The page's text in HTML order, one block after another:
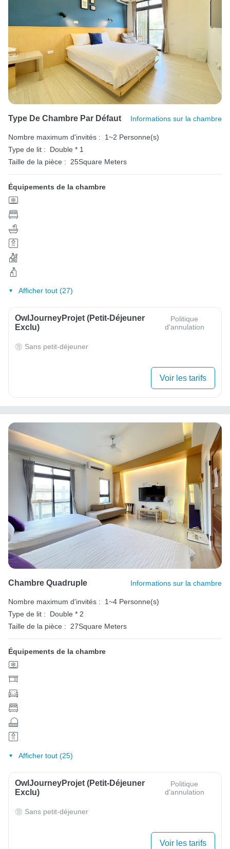
Type De Chambre Par Défaut Informations sur la chambre
Nombre maximum d'invités :
1~2 Personne(s)
Type de lit :
Double * 1
Taille de la pièce :
25Square Meters
Équipements de la chambre
Afficher tout (27)
OwlJourneyProjet (petit-Déjeuner
Exclu)
Politique
d'annulation
Sans petit-déjeuner
Voir les tarifs
Chambre Quadruple Informations sur la chambre
Nombre maximum d'invités :
1~4 Personne(s)
Type de lit :
Double * 2
Taille de la pièce : 27Square Meters
Équipements de la chambre
Afficher tout (25)
OwlJourneyProjet (petit-Déjeuner
Exclu)
Politique
d'annulation
Sans petit-déjeuner
Voir les tarifs